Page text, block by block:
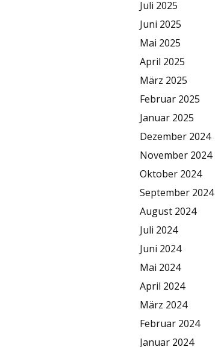
Juli 2025
Juni 2025
Mai 2025
April 2025
März 2025
Februar 2025
Januar 2025
Dezember 2024
November 2024
Oktober 2024
September 2024
August 2024
Juli 2024
Juni 2024
Mai 2024
April 2024
März 2024
Februar 2024
Januar 2024